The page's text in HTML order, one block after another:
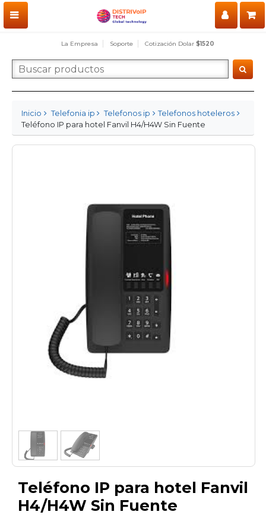
La Empresa Soporte Cotización Dolar $1520
Inicio Telefonia ip Telefonos ip
Telefonos hoteleros
Teléfono IP para hotel Fanvil H4/H4W Sin Fuente
Teléfono IP para hotel Fanvil
H4/H4W Sin Fuente